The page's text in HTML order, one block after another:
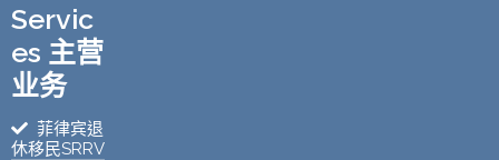
Servic
es 主营
业务
菲律宾退
休移民SRRV